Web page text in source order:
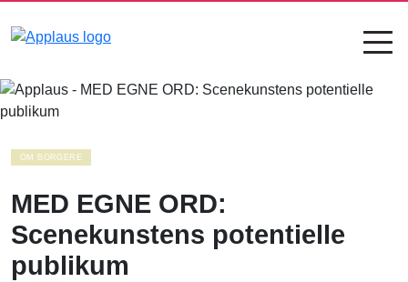
OM BORGERE
MED EGNE ORD:
Scenekunstens potentielle
publikum